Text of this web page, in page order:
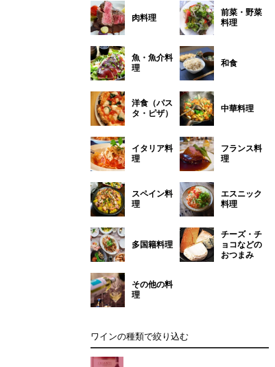
肉料理
前菜・野菜
料理
魚・魚介料
理
和食
洋食（パス
タ・ピザ）
中華料理
イタリア料
理
フランス料
理
スペイン料
理
エスニック
料理
多国籍料理
チーズ・チ
ョコなどの
おつまみ
その他の料
理
ワインの種類で絞り込む